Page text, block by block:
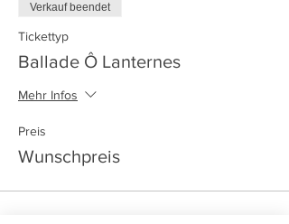
Verkauf beendet
Tickettyp
Ballade Ô Lanternes
Mehr Infos
Preis
Wunschpreis